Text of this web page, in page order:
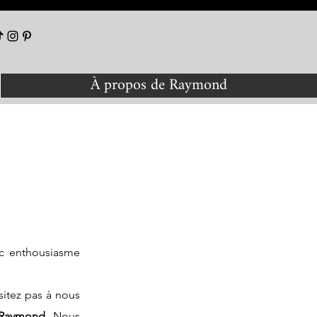
À propos de Raymond
enthousiasme
pas à nous